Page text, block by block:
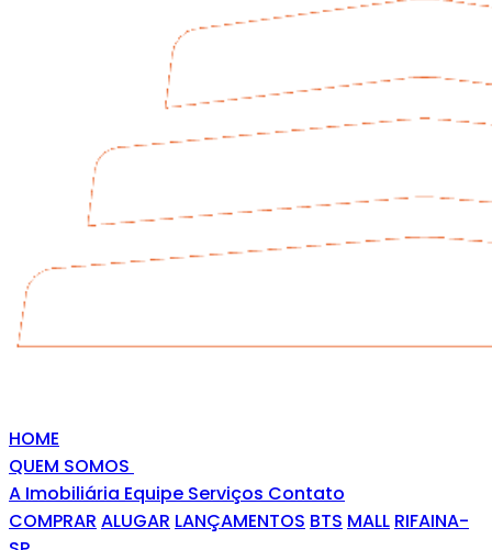
HOME
QUEM SOMOS
A Imobiliária Equipe Serviços Contato
COMPRAR ALUGAR LANÇAMENTOS BTS MALL RIFAINA-